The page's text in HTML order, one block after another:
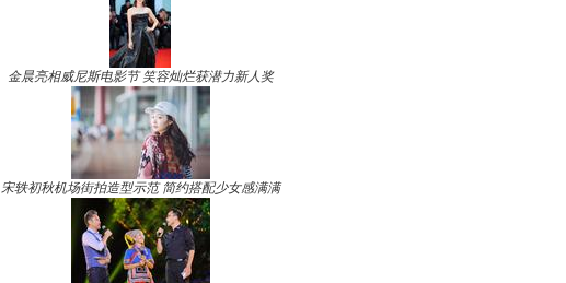
金晨亮相威尼斯电影节 笑容灿烂获潜力新人奖
宋轶初秋机场街拍造型示范 简约搭配少女感满满